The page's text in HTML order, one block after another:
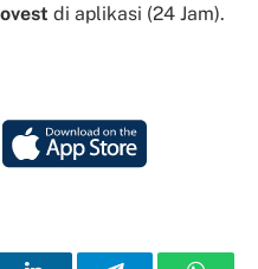
di aplikasi (24 Jam).